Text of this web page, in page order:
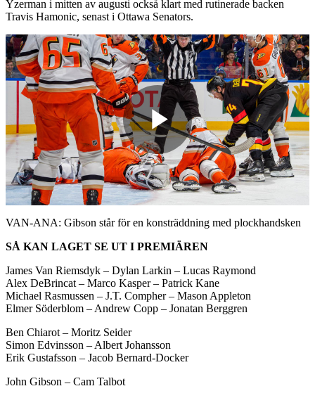
Yzerman i mitten av augusti också klart med rutinerade backen
Travis Hamonic, senast i Ottawa Senators.
Play
Video
VAN-ANA: Gibson står för en konsträddning med plockhandsken
SÅ KAN LAGET SE UT I PREMIÄREN
James Van Riemsdyk – Dylan Larkin – Lucas Raymond
Alex DeBrincat – Marco Kasper – Patrick Kane
Michael Rasmussen – J.T. Compher – Mason Appleton
Elmer Söderblom – Andrew Copp – Jonatan Berggren
Ben Chiarot – Moritz Seider
Simon Edvinsson – Albert Johansson
Erik Gustafsson – Jacob Bernard-Docker
John Gibson – Cam Talbot